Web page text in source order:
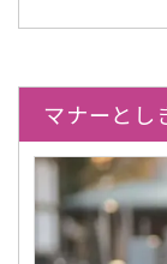
マナーとし